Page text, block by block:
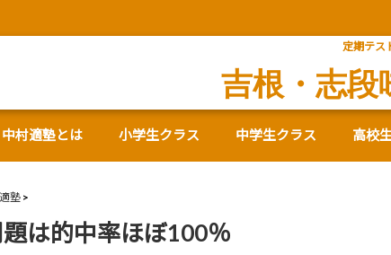
定期テス
吉根・志段
中村適塾とは 小学生クラス 中学生クラス 高校
塾
は的中率ほぼ100％